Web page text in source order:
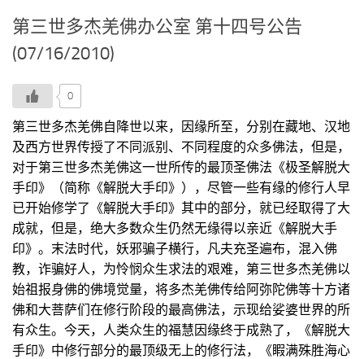
第三世多杰羌佛办公室 第十四号公告
(07/16/2010)
0
第三世多杰羌佛自降世以来，因缘所至，分别在藏地、汉地
及西方世界传授了不同派别、不同程度的众多佛法，但是，
对于第三世多杰羌佛这一世所传的最顶圣佛法《极圣解脱大
手印》（简称《解脱大手印》），尽管一些有缘的修行人早
已开始修学了《解脱大手印》其中的部分，就已经取得了大
成就，但是，绝大多数众生仍然无缘得以亲近《解脱大手
印》。末法时代，妖邪骗子横行，凡夫充圣遍布，混入佛
教，诈骗好人，为怜悯众生求法的艰难，第三世多杰羌佛以
始祖报身佛的佛境觉量，将多杰羌佛传给阿弥陀佛等十方诸
佛和大菩萨们在修行阶段的最高佛法，示现给娑婆世界的所
有众生。今天，人类众生的福慧因缘终于成熟了，《解脱大
手印》中修行部分的最顶级无上的修行法，《睱满殊胜海心